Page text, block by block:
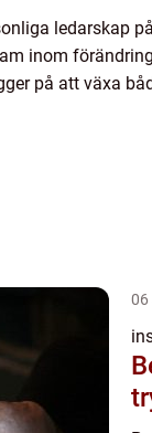
ledarskap
inom
på att växa
06